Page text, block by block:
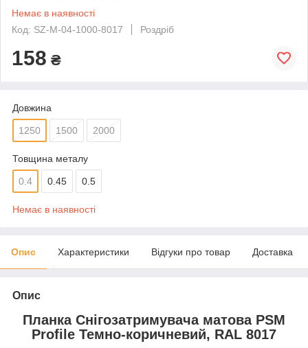
Немає в наявності
Код: SZ-M-04-1000-8017
Роздріб
158 ₴
Довжина
1250 1500 2000
Товщина металу
0.4 0.45 0.5
Немає в наявності
Опис Характеристики Відгуки про товар Доставка
Опис
Планка Снігозатримувача матова PSM
Profile Темно-коричневий, RAL 8017